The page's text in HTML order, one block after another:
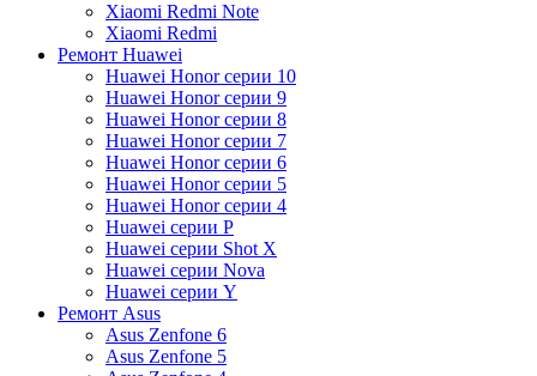
Xiaomi Redmi Note
Xiaomi Redmi
Ремонт Huawei
Huawei Honor серии 10
Huawei Honor серии 9
Huawei Honor серии 8
Huawei Honor серии 7
Huawei Honor серии 6
Huawei Honor серии 5
Huawei Honor серии 4
Huawei серии P
Huawei серии Shot X
Huawei серии Nova
Huawei серии Y
Ремонт Asus
Asus Zenfone 6
Asus Zenfone 5